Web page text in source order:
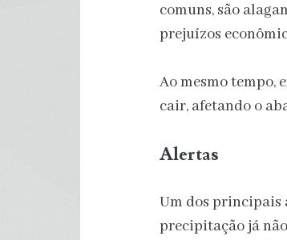
comuns, são
prejuízos
Ao mesmo tempo,
cair, afetando o
Alertas
Um dos principais
precipitação já